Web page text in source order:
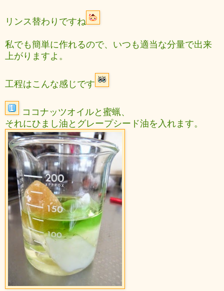
リンス替わりですね
私でも簡単に作れるので、いつも適当な分量で出来
上がりますよ。
工程はこんな感じです
ココナッツオイルと蜜蝋、
それにひまし油とグレープシード油を入れます。